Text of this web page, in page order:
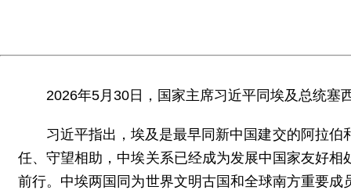
2026年5月30日，国家主席习近平同埃及总统塞
习近平指出，埃及是最早同新中国建交的阿拉
任、守望相助，中埃关系已经成为发展中国家友好
前行。中埃两国同为世界文明古国和全球南方重要